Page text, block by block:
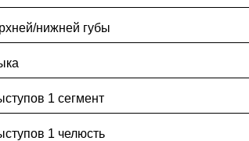
нижней губы
1 сегмент
1 челюсть